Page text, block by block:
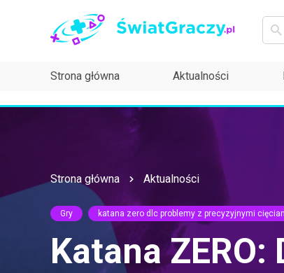
Strona główna Aktualności
Strona główna Aktualności
Gry katana zero dlc problemy z precyzyjnymi
Katana